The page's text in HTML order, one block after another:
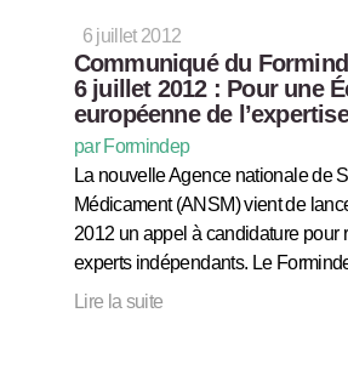
6 juillet 2012
Communiqué du
6 juillet 2012 : Pour une
européenne de
par Formindep
La nouvelle Agence nationale de
Médicament (ANSM) vient de
2012 un appel à candidature pour
experts indépendants. Le
Lire la suite